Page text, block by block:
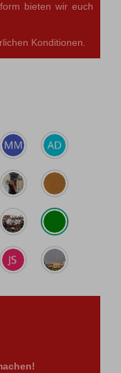
bieten wir euch
Konditionen.